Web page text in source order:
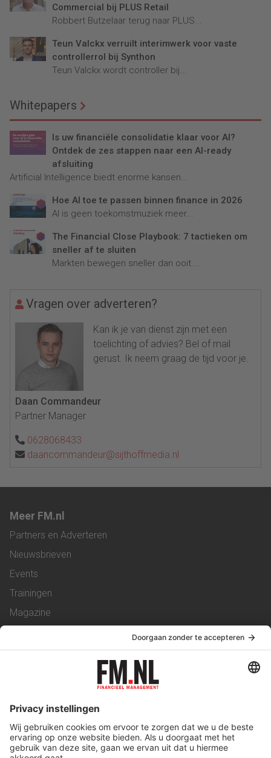
Commercial bij PLUS Retail
Robbert Butzelaar terug naar PLUS...
Teun Valckx verruilt interimwerk voor vaste
controllerrol bij Synthon
Teun Valckx wordt controller bij...
Whitepapers
Is uw financiële consolidatie klaar voor AI?
Ontdek de zes stappen naar een AI-ready
afsluiting
Artificial Intelligence biedt enorme kansen...
Hoe AI toe te passen binnen finance in 2026
AI is geen toekomstmuziek meer...
The Financial Close Playbook: 7 tactieken om
sneller af te sluiten
Markten bewegen sneller dan ooit....
Vragen over adverteren?
Kan ik je van dienst zijn met een
toelichting of advies? Bel of mail
gerust. Ik neem graag de tijd voor je.
Daan Commandeur
Partner Manager
0628068433
daancommandeur@sijthoffmedia.nl
Meer FM.nl
Partners en Adverteren
Nieuwsbrieven
Events
Trainingen
Magazine
Service & Contact
Werken bij ons
Privacy Statement
Algemene Voorwaarden